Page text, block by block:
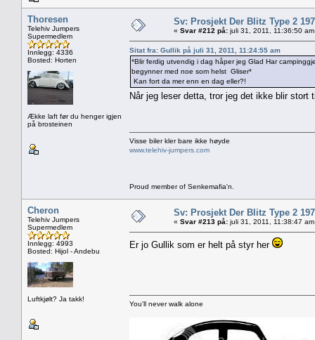
Thoresen
Telehiv Jumpers
Supermedlem
Innlegg: 4336
Bosted: Horten
Ække laft før du henger igjen
på brosteinen
Sv: Prosjekt Der Blitz Type 2
« Svar #212 på: juli 31, 2011, 11:36:50
Sitat fra: Gullik på juli 31, 2011, 11:24:55 am
*Blir ferdig utvendig i dag håper jeg Glad Har
begynner med noe som helst Gliser*
Kan fort da mer enn en dag eller?!
Når jeg leser detta, tror jeg det ikke blir
Visse biler kler bare ikke høyde
www.telehiv-jumpers.com
Proud member of Senkemafia'n.
Cheron
Telehiv Jumpers
Supermedlem
Innlegg: 4993
Bosted: Hijol - Andebu
Luftkjølt? Ja takk!
Sv: Prosjekt Der Blitz Type 2
« Svar #213 på: juli 31, 2011, 11:38:47
Er jo Gullik som er helt på styr her
You'll never walk alone